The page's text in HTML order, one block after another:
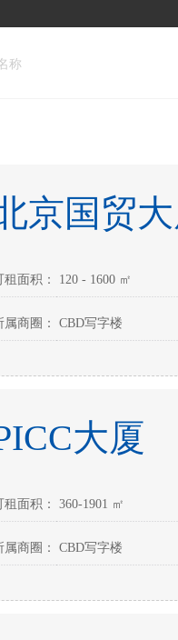
京国贸
租面积： 120 - 1600 ㎡
属商圈： CBD写字楼
大厦
租面积： 360-1901 ㎡
属商圈： CBD写字楼